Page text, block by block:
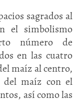
sagrados al
el simbolismo
número de
en las cuatro
maíz al centro,
del maíz con el
así como las